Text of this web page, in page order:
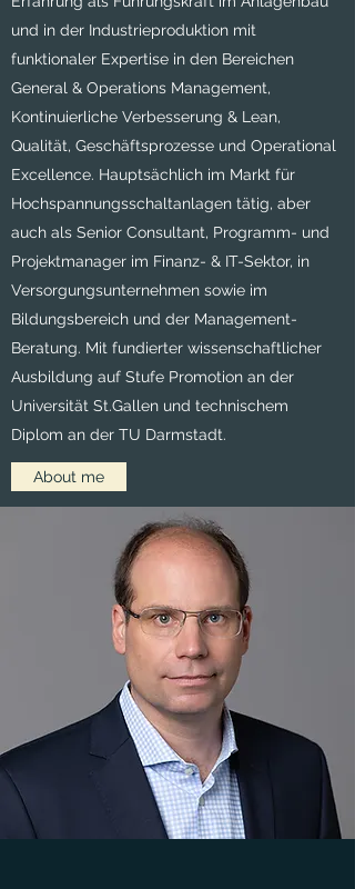
und in der Industrieproduktion mit
funktionaler Expertise in den Bereichen
General & Operations Management,
Kontinuierliche Verbesserung & Lean,
Qualität, Geschäftsprozesse und Operational
Excellence. Hauptsächlich im Markt für
Hochspannungsschaltanlagen tätig, aber
auch als Senior Consultant, Programm- und
Projektmanager im Finanz- & IT-Sektor, in
Versorgungsunternehmen sowie im
Bildungsbereich und der Management-
Beratung. Mit fundierter wissenschaftlicher
Ausbildung auf Stufe Promotion an der
Universität St.Gallen und technischem
Diplom an der TU Darmstadt.
About me